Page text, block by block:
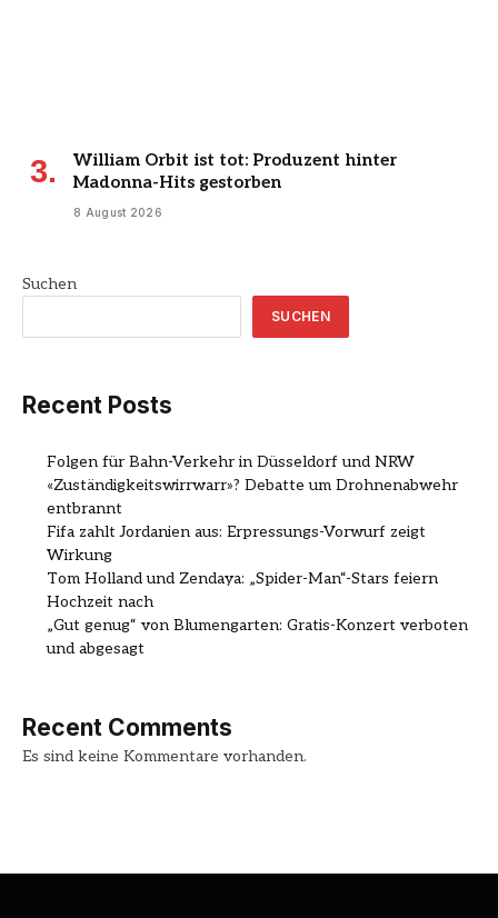
William Orbit ist tot: Produzent hinter
Madonna-Hits gestorben
8 August 2026
Suchen
SUCHEN
Recent Posts
Folgen für Bahn-Verkehr in Düsseldorf und NRW
«Zuständigkeitswirrwarr»? Debatte um Drohnenabwehr
entbrannt
Fifa zahlt Jordanien aus: Erpressungs-Vorwurf zeigt
Wirkung
Tom Holland und Zendaya: „Spider-Man“-Stars feiern
Hochzeit nach
„Gut genug“ von Blumengarten: Gratis-Konzert verboten
und abgesagt
Recent Comments
Es sind keine Kommentare vorhanden.